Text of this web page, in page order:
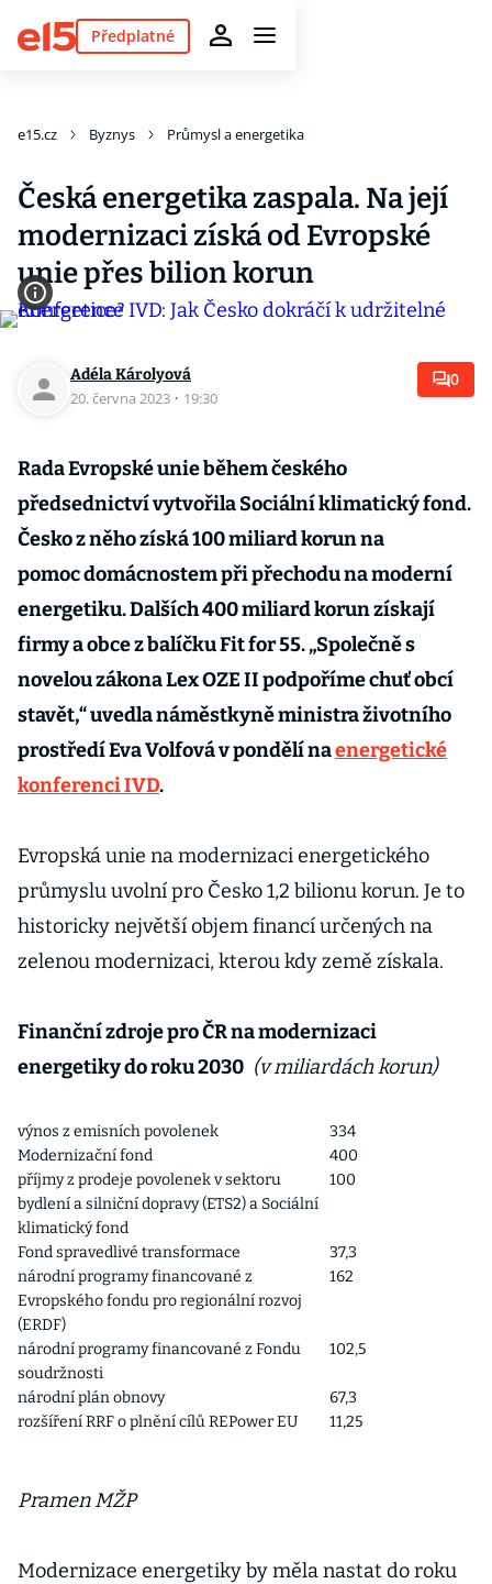
Předplatné
e15.cz Byznys Průmysl a energetika
Česká energetika zaspala. Na její
modernizaci získá od Evropské
unie přes bilion korun
Adéla Károlyová
20. června 2023 · 19:30
0
Rada Evropské unie během českého
předsednictví vytvořila Sociální klimatický fond.
Česko z něho získá 100 miliard korun na
pomoc domácnostem při přechodu na moderní
energetiku. Dalších 400 miliard korun získají
firmy a obce z balíčku Fit for 55. „Společně s
novelou zákona Lex OZE II podpoříme chuť obcí
stavět,“ uvedla náměstkyně ministra životního
prostředí Eva Volfová v pondělí naenergetické
konferenci IVD.
Evropská unie na modernizaci energetického
průmyslu uvolní pro Česko 1,2 bilionu korun. Je to
historicky největší objem financí určených na
zelenou modernizaci, kterou kdy země získala.
Finanční zdroje pro ČR na modernizaci
energetiky do roku 2030 (v miliardách korun)
výnos z emisních povolenek
334
Modernizační fond
400
příjmy z prodeje povolenek v sektoru
bydlení a silniční dopravy (ETS2) a Sociální
klimatický fond
100
Fond spravedlivé transformace
37,3
národní programy financované z
Evropského fondu pro regionální rozvoj
(ERDF)
162
národní programy financované z Fondu
soudržnosti
102,5
národní plán obnovy
67,3
rozšíření RRF o plnění cílů REPower EU
11,25
Pramen MŽP
Modernizace energetiky by měla nastat do roku